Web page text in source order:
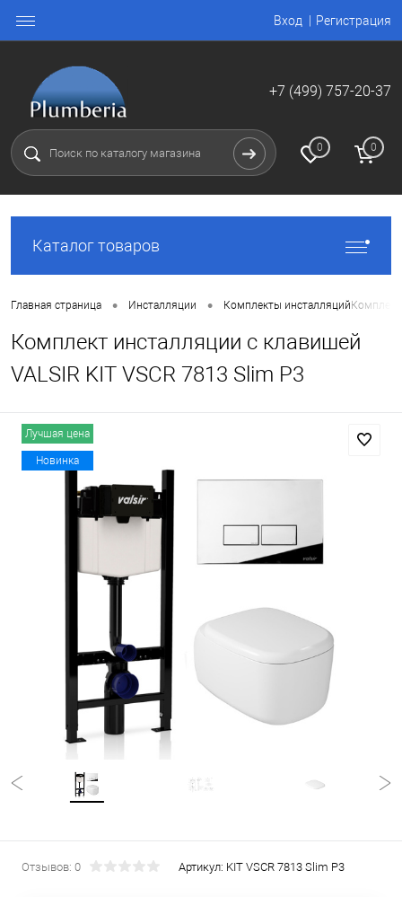
Вход Регистрация
+7 (499) 757-20-37
0 0
Каталог товаров
Главная страница • Инсталляции • Комплекты инсталляций
Комплект инсталляции с клавишей
VALSIR KIT VSCR 7813 Slim P3
Лучшая цена
Новинка
Отзывов: 0 Артикул: KIT VSCR 7813 Slim P3